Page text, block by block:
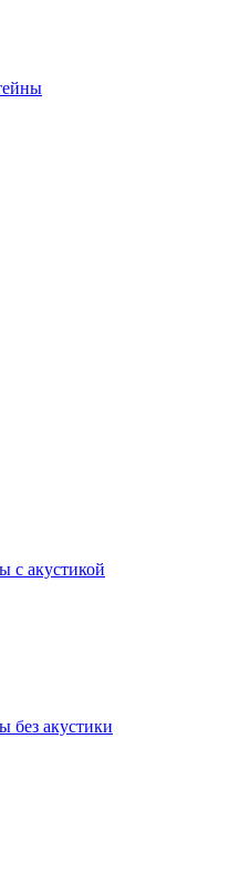
с акустикой
без акустики